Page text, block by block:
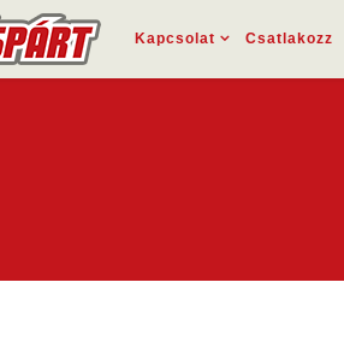
Kapcsolat Csatlakozz